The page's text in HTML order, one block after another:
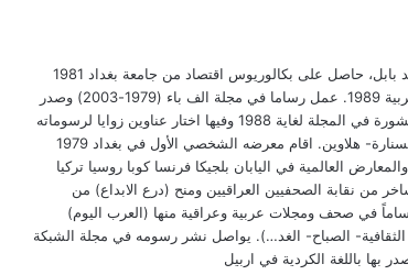
خضير الحميري(1955 - ) رسام كاريكاتير عراقي من مواليد بابل، حاصل على بكالوريوس اقتصاد من جامعة بغداد 1981
وماجستير علوم اقتصادية من معهد البحوث والدراسات العربية 1989. عمل رساما في مجلة الف باء (1979-2003) وصدر
له كتاب كاريكاتيري بعنوان (كاري كاتير) ضم رسوماته المنشورة في المجلة لغاية 1988 وفيها اختار عناوين زوايا لرسوماته
منها روتين تعقيدي - لو- شعيط ومعيط- مسامير- قرصة السنارة- هلاوين. اقام معرضه الشخصي الأول في بغداد 1979
العالمية في اليابان بلجيكا فرنسا كوبا روسيا تركيا
من نقابة الصحفيين العراقيين ومنح (درع الابداع) من
باتحاد الادباء عام 2010 . عمل رساماً في صحف ومجلات عربية وعراقية منها (العرب اليوم)
الثقافية- الصباح- الغد…). يواصل نشر رسومه في مجلة الشبكة
بها باللغة الكردية في اربيل